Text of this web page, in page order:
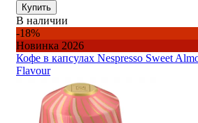
Купить
В наличии
-18%
Новинка 2026
Кофе в капсулах Nespresso Sweet
Flavour